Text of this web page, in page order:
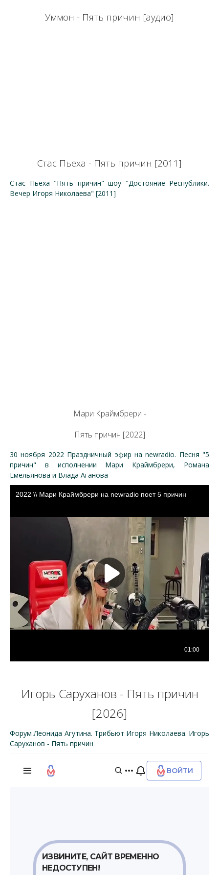
Уммон - Пять причин [аудио]
Стас Пьеха - Пять причин [2011]
Стас Пьеха "Пять причин" шоу "Достояние Республики.
Вечер Игоря Николаева" [2011]
Мари Краймбрери -
Пять причин [2022]
30 ноября 2022 Праздничный эфир на newradio. Песня "5
причин" в исполнении Мари Краймбрери, Романа
Емельянова и Влада Аганова
Игорь Саруханов - Пять причин
[2026]
Форум Леонида Агутина. Трибьют Игоря Николаева. Игорь
Саруханов - Пять причин